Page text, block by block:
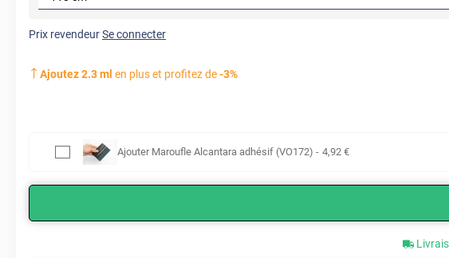
Prix revendeurSe connecter
Ajoutez2.3ml en plus et profitez de-3%
Ajouter Maroufle Alcantara adhésif (VO172) - 4,92 €